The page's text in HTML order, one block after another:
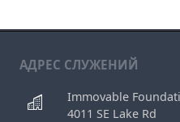
АДРЕС СЛУЖЕНИЙ
Immovable
4011 SE Lake Rd